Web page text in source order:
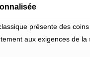
présente des
aux exigences de